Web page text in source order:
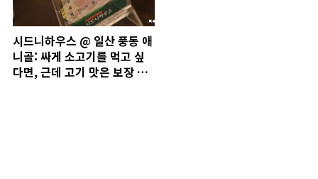
시드니하우스 @ 일산 풍동 애
니골: 싸게 소고기를 먹고 싶
다면, 근데 고기 맛은 보장 못